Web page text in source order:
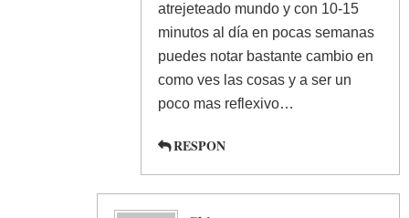
atrejeteado mundo y con 10-15
minutos al día en pocas semanas
puedes notar bastante cambio en
como ves las cosas y a ser un
poco mas reflexivo…
RESPON